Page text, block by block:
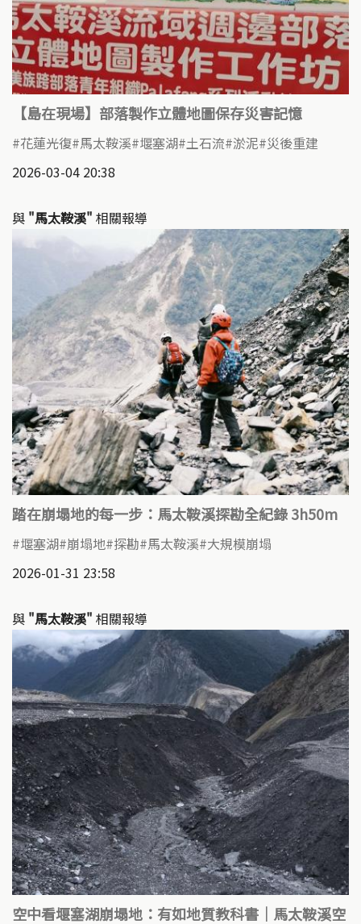
【島在現場】部落製作立體地圖保存災害記憶
花蓮光復 馬太鞍溪 堰塞湖 土石流 淤泥 災後重建
2026-03-04 20:38
與 "馬太鞍溪" 相關報導
踏在崩塌地的每一步：馬太鞍溪探勘全紀錄 3h50m
​堰塞湖 崩塌地 探勘 馬太鞍溪 大規模崩塌
2026-01-31 23:58
與 "馬太鞍溪" 相關報導
空中看堰塞湖崩塌地：有如地質教科書｜馬太鞍溪空